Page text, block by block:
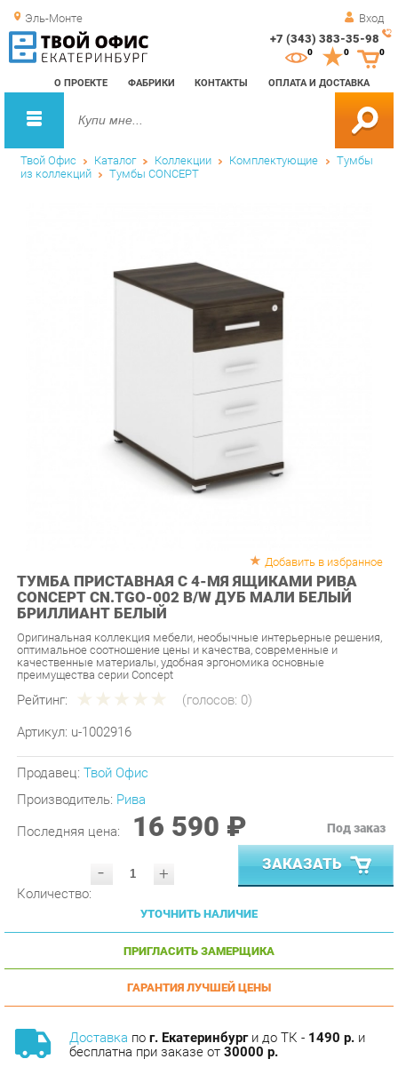
Эль-Монте Вход
+7 (343) 383-35-98
О ПРОЕКТЕ ФАБРИКИ КОНТАКТЫ ОПЛАТА И ДОСТАВКА
0 0
Твой Офис Каталог Коллекции Комплектующие Тумбы
из коллекций Тумбы CONCEPT
ТУМБА ПРИСТАВНАЯ С 4-МЯ ЯЩИКАМИ РИВА
CONCEPT CN.TGO-002 B/W ДУБ МАЛИ БЕЛЫЙ
БРИЛЛИАНТ БЕЛЫЙ
Оригинальная коллекция мебели, необычные интерьерные решения,
качественные материалы, удобная эргономика основные
преимущества серии Concept
Рейтинг: (голосов:0)
Артикул: u-1002916
Продавец: Твой Офис
Производитель:Рива
Последняя цена: 16 590 ₽
- +
ЗАКАЗАТЬ
УТОЧНИТЬ НАЛИЧИЕ
ПРИГЛАСИТЬ ЗАМЕРЩИКА
ГАРАНТИЯ ЛУЧШЕЙ ЦЕНЫ
по г. Екатеринбурги до ТК -
бесплатна при заказе от30000 р.